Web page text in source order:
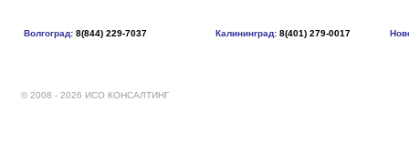
Волгоград: 8(844) 229-7037 Калининград: 8(401) 279-0017
© 2008 - 2026 ИСО КОНСАЛТИНГ